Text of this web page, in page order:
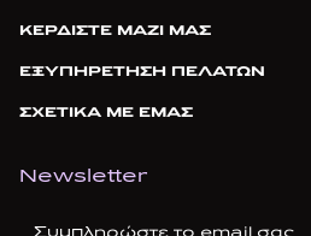
ΚΕΡΔΙΣΤΕ ΜΑΖΙ ΜΑΣ
ΕΞΥΠΗΡΕΤΗΣΗ ΠΕΛΑΤΩΝ
ΣΧΕΤΙΚΑ ΜΕ ΕΜΑΣ
Newsletter